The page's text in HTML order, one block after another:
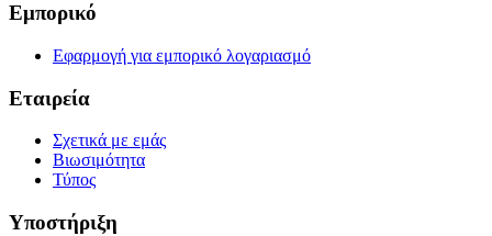
Εμπορικό
Εφαρμογή για εμπορικό λογαριασμό
Εταιρεία
Σχετικά με εμάς
Βιωσιμότητα
Τύπος
Υποστήριξη